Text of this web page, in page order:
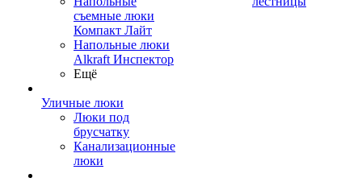
съемные люки
Компакт Лайт
Напольные люки
Alkraft Инспектор
Ещё
Уличные люки
Люки под
брусчатку
Канализационные
люки